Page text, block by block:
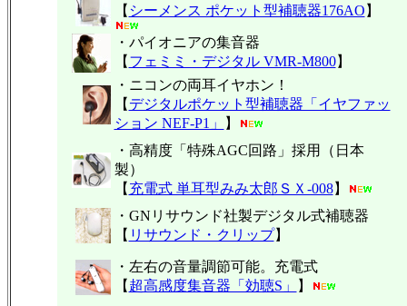
【 シーメンス ポケット型補聴器176AO 】
・パイオニアの集音器
【 フェミミ・デジタル VMR-M800】
・ニコンの両耳イヤホン！
【 デジタルポケット型補聴器「イヤファッ
ション NEF-P1」
】
・高精度「特殊AGC回路」採用（日本
製）
【 充電式 単耳型みみ太郎ＳＸ-008】
・GNリサウンド社製デジタル式補聴器
【 リサウンド・クリップ】
・左右の音量調節可能。充電式
【 超高感度集音器「効聴S」 】